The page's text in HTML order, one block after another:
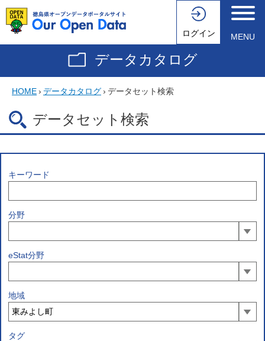
ログイン MENU
データカタログ
HOME› データカタログ› データセット検索
データセット検索
キーワード
分野
eStat分野
地域
タグ